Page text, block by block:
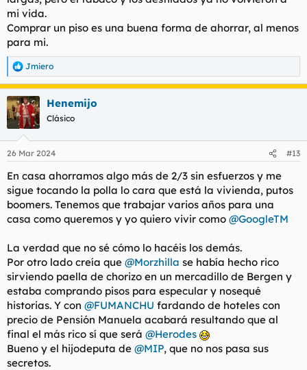
mi vida.
Comprar un piso es una buena forma de ahorrar, al menos
para mi.
R
e
a
c
c
e
:
Jmiero
Henemijo
Clásico
26 Mar 2024 #13
En casa ahorramos algo más de 2/3 sin esfuerzos y me
sigue tocando la polla lo cara que está la vivienda, putos
boomers. Tenemos que trabajar varios años para una
casa como queremos y yo quiero vivir como @GoogleTM
La verdad que no sé cómo lo hacéis los demás.
Por otro lado creía que @Morzhilla se había hecho rico
sirviendo paella de chorizo en un mercadillo de Bergen y
estaba comprando pisos para especular y nosequé
historias. Y con @FUMANCHU fardando de hoteles con
precio de Pensión Manuela acabará resultando que al
final el más rico sí que será @Herodes
Bueno y el hijodeputa de @MIP, que no nos pasa sus
secretos.